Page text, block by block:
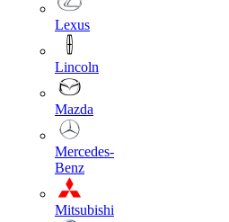
Lexus
Lincoln
Mazda
Mercedes-
Benz
Mitsubishi